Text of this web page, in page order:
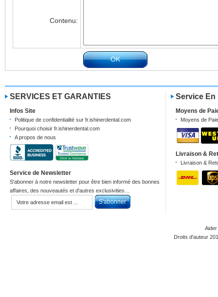
Contenu:
SERVICES ET GARANTIES
Infos Site
Politique de confidentialité sur fr.ishinerdental.com
Pourquoi choisir fr.ishinerdental.com
A propos de nous
Service de Newsletter
S'abonner à notre newsletter pour être bien informé des bonnes
affaires, des nouveautés et d'autres exclusivities…
Service En
Moyens de
Moyens de
Livraison &
Livraison &
Aider
Droits d'auteur